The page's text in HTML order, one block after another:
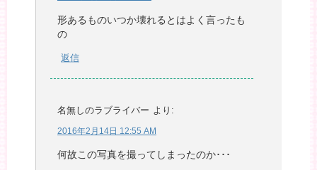
形あるものいつか壊れるとはよく言ったも
の
返信
名無しのラブライバー より:
2016年2月14日 12:55 AM
何故この写真を撮ってしまったのか･･･